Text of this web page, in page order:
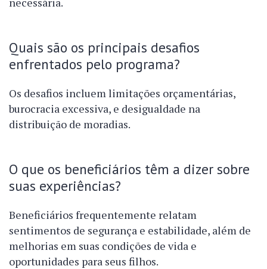
Quais são os principais desafios
enfrentados pelo programa?
Os desafios incluem limitações orçamentárias,
burocracia excessiva, e desigualdade na
distribuição de moradias.
O que os beneficiários têm a dizer sobre
suas experiências?
Beneficiários frequentemente relatam
sentimentos de segurança e estabilidade, além de
melhorias em suas condições de vida e
oportunidades para seus filhos.